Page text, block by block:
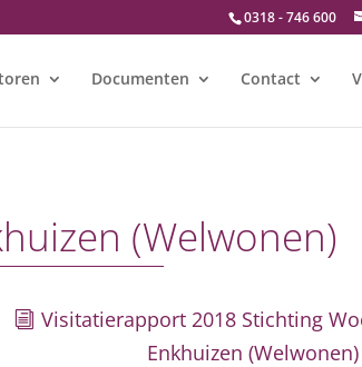
0318 - 746 600
Documenten Contact
(Welwonen)
Visitatierapport 2018 Stichting
Enkhuizen (Welwonen)